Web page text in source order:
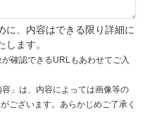
に、内容はできる限り詳細に
ます。
確認できるURLもあわせてご入
」は、内容によっては画像等の
ございます。あらかじめご了承く